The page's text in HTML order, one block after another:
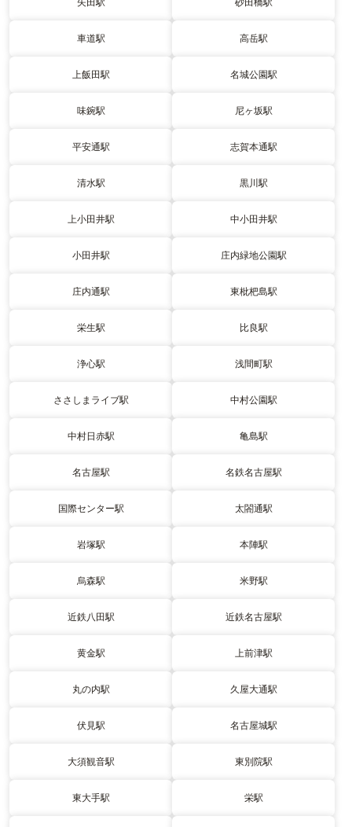
車道駅 高岳駅
上飯田駅 名城公園駅
味鋺駅 尼ヶ坂駅
平安通駅 志賀本通駅
清水駅 黒川駅
上小田井駅 中小田井駅
小田井駅 庄内緑地公園駅
庄内通駅 東枇杷島駅
栄生駅 比良駅
浄心駅 浅間町駅
ささしまライブ駅 中村公園駅
中村日赤駅 亀島駅
名古屋駅 名鉄名古屋駅
国際センター駅 太閤通駅
岩塚駅 本陣駅
烏森駅 米野駅
近鉄八田駅 近鉄名古屋駅
黄金駅 上前津駅
丸の内駅 久屋大通駅
伏見駅 名古屋城駅
大須観音駅 東別院駅
東大手駅 栄駅